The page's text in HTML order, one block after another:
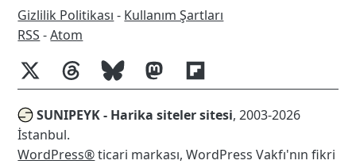
Gizlilik Politikası - Kullanım Şartları
RSS
RSS -Atom
SUNIPEYK - Harika siteler sitesi, 2003-2026
İstanbul.
WordPress®ticari markası, WordPress Vakfı'nın fikri